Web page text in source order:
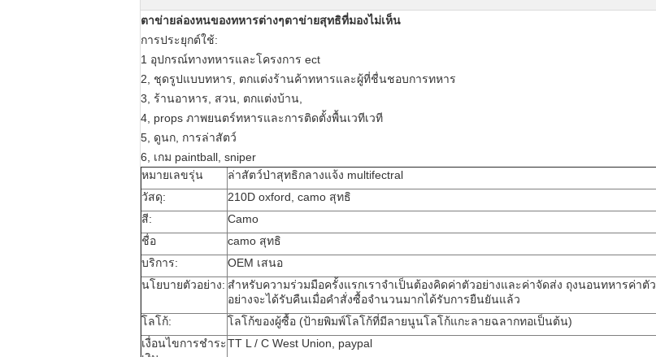
ตาข่ายล่องหนของทหารต่างๆตาข่ายสุทธิที่มองไม่เห็น
การประยุกต์ใช้:
1 อุปกรณ์ทางทหารและโครงการ ect
2, ชุดรูปแบบทหาร, ตกแต่งร้านค้าทหารและผู้ที่ชื่นชอบการทหาร
3, ร้านอาหาร, สวน, ตกแต่งบ้าน,
4, props ภาพยนตร์ทหารและการติดตั้งพื้นเวทีเวที
5, ดูนก, การล่าสัตว์
6, เกม paintball, sniper
หมายเลขรุ่น
ล่าสัตว์ป่าสุทธิกลางแจ้ง multifectral
วัสดุ:
210D oxford, camo สุทธิ
สี:
Camo
ชื่อ
camo สุทธิ
บริการ:
OEM เสนอ
นโยบายตัวอย่าง: สำหรับความร่วมมือครั้งแรกเราจำเป็นต้องคิดค่าตัวอย่างและค่าจัดส่ง ถุงนอนทหารค่าตัว
อย่างจะได้รับคืนเมื่อคำสั่งซื้อจำนวนมากได้รับการยืนยันแล้ว
โลโก้:
โลโก้ของผู้ซื้อ (ป้ายพิมพ์โลโก้ที่มีลายนูนโลโก้แกะลายฉลากทอเป็นต้น)
เงื่อนไขการชำระTT L / C West Union, paypal